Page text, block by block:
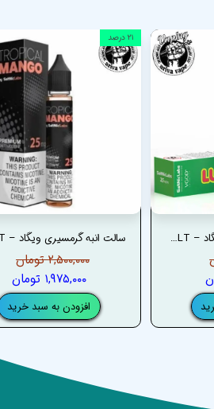
۲,۵۰۰,۰۰۰ تومان
۱,۹۷۵,۰۰۰ تومان
افزودن به سبد خرید
۲۱ درصد
سالت پاستیل هندوانه ویگاد – VGOD LUSCIOUS SALT